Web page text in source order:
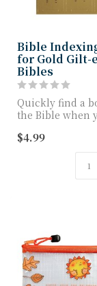
Bible
for Gold Gilt-
Bibles
Quickly find a
the Bible when
Indexing Tabs
$4.99